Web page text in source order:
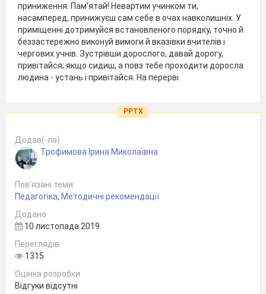
приниження. Пам'ятай! Невартим учинком ти,
насамперед, принижуєш сам себе в очах навколишніх. У
приміщенні дотримуйся встановленого порядку, точно й
беззастережно виконуй вимоги й вказівки вчителів і
чергових учнів. Зустрівши дорослого, давай дорогу,
привітайся; якщо сидиш, а повз тебе проходити доросла
людина - устань і привітайся. На перерві
PPTX
Додав(-ла)
Трофимова Ірина Миколаївна
Пов’язані теми
Педагогіка, Методичні рекомендації
Додано
10 листопада 2019
Переглядів
1315
Оцінка розробки
Відгуки відсутні